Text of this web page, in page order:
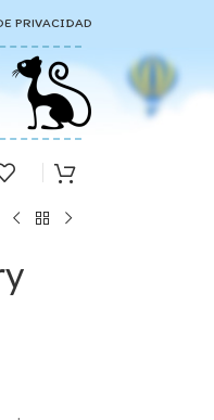
PRIVACIDAD